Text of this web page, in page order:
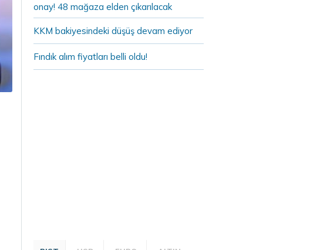
onay! 48 mağaza elden çıkarılacak
KKM bakiyesindeki düşüş devam ediyor
Fındık alım fiyatları belli oldu!